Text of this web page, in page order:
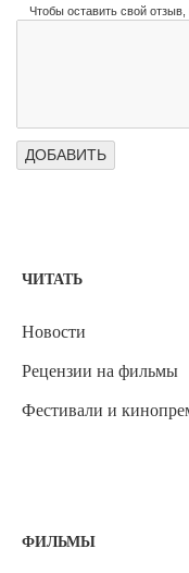
Чтобы оставить свой
ЧИТАТЬ
Новости
Рецензии на фильмы
Фестивали и
ФИЛЬМЫ